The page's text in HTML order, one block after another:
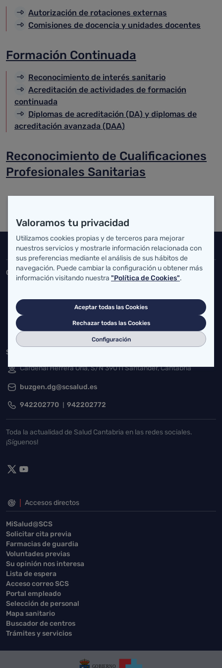
Autorización de rotaciones externas
Comisiones de docencia y unidades docentes
Formación Continuada
Reconocimiento de interés sanitario
Acreditación de actividades de formación
continuada
Diplomas de acreditación (DA) y diplomas de
acreditación avanzada (DAA)
Reconocimiento de Cualificaciones
Profesionales Sanitarias
Inicio del pie de página
Salud Cantabria
Consejería de Salud
atencionusuario@cantabria.es
942395562
Servicio Cántabro de Salud
Cardenal Herrera Oria, S/N 39011 Santander, Cantabria
buzgen.dg@scsalud.es
942202770 942202772
Toda la actualidad de Salud Cantabria en las redes sociales.
¡Síguenos!
Accesos directos
MiSalud@SCS
Solicitar cita previa
Farmacias de guardia
Voluntades previas
Su opinión nos interesa
Lista de espera
Acceso correo SCS
Portal empleado
Selección de personal
Mapa sanitario
Buscador de centros
Trámites y servicios
Valoramos tu privacidad
Utilizamos cookies propias y de terceros para mejorar
nuestros servicios y mostrarle información relacionada con
sus preferencias mediante el análisis de sus hábitos de
navegación. Puede cambiar la configuración u obtener más
información visitando nuestra "Política de Cookies".
Aceptar todas las Cookies
Rechazar todas las Cookies
Configuración